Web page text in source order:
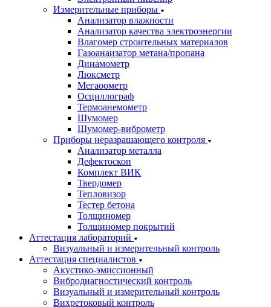
Измерительные приборы
Анализатор влажности
Анализатор качества электроэнергии
Влагомер строительных материалов
Газоанаизатор метана/пропана
Динамометр
Люксметр
Мегаоометр
Осциллограф
Термоанемометр
Шумомер
Шумомер-виброметр
Приборы неразрашающего контроля
Анализатор металла
Дефектоскоп
Комплект ВИК
Твердомер
Тепловизор
Тестер бетона
Толщиномер
Толщиномер покрытий
Аттестация лабораторий
Визуальный и измерительный контроль
Аттестация специалистов
Акустико-эмиссионный
Вибродиагностический контроль
Визуальный и измерительный контроль
Вихретоковый контроль